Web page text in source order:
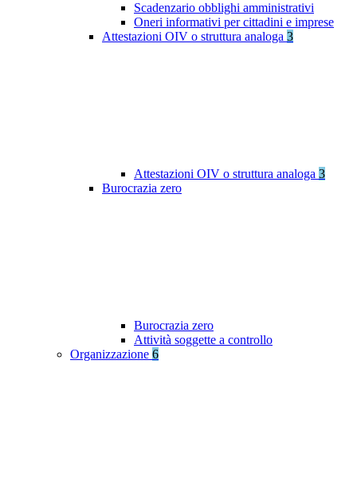
Scadenzario obblighi amministrativi
Oneri informativi per cittadini e imprese
Attestazioni OIV o struttura analoga 3
Attestazioni OIV o struttura analoga 3
Burocrazia zero
Burocrazia zero
Attività soggette a controllo
Organizzazione 6